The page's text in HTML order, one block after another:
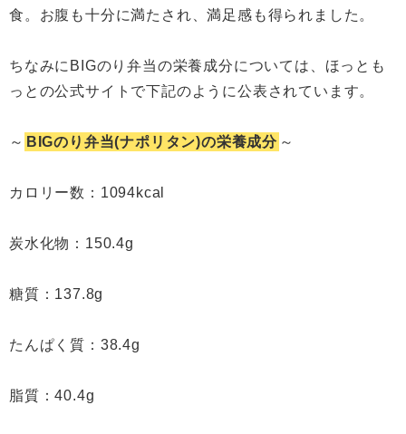
食。お腹も十分に満たされ、満足感も得られました。
ちなみにBIGのり弁当の栄養成分については、ほっとも
っとの公式サイトで下記のように公表されています。
～ BIGのり弁当(ナポリタン)の栄養成分 ～
カロリー数：1094kcal
炭水化物：150.4g
糖質：137.8g
たんぱく質：38.4g
脂質：40.4g